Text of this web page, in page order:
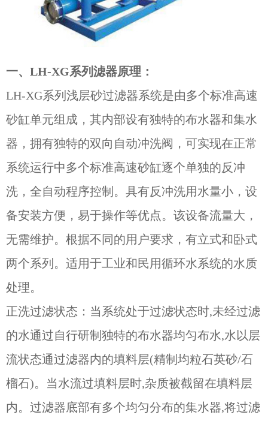
一、LH-XG系列滤器原理：
LH-XG系列 浅层砂过滤器系统是由多个标准高速
砂缸单元组成，其内部设有独特的布水器和集水
器，拥有独特的双向自动冲洗阀，可实现在正常
系统运行中多个标准高速砂缸逐个单独的反冲
洗，全自动程序控制。具有反冲洗用水量小，设
备安装方便，易于操作等优点。该设备流量大，
无需维护。根据不同的用户要求，有立式和卧式
两个系列。适用于工业和民用循环水系统的水质
处理。
正洗过滤状态：当系统处于过滤状态时,未经过滤
的水通过自行研制独特的布水器均匀布水,水以层
流状态通过滤器内的填料层(精制均粒石英砂/石
榴石)。当水流过填料层时,杂质被截留在填料层
内。过滤器底部有多个均匀分布的集水器,将过滤